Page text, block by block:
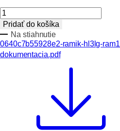
množstvo
RÁMIK
HL3LG
RAM12
krycí
Pridať do košíka
Na stiahnutie
0640c7b55928e2-ramik-hl3lg-
dokumentacia.pdf